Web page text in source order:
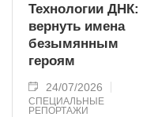
Технологии ДНК:
вернуть имена
безымянным
героям
24/07/2026
СПЕЦИАЛЬНЫЕ
РЕПОРТАЖИ